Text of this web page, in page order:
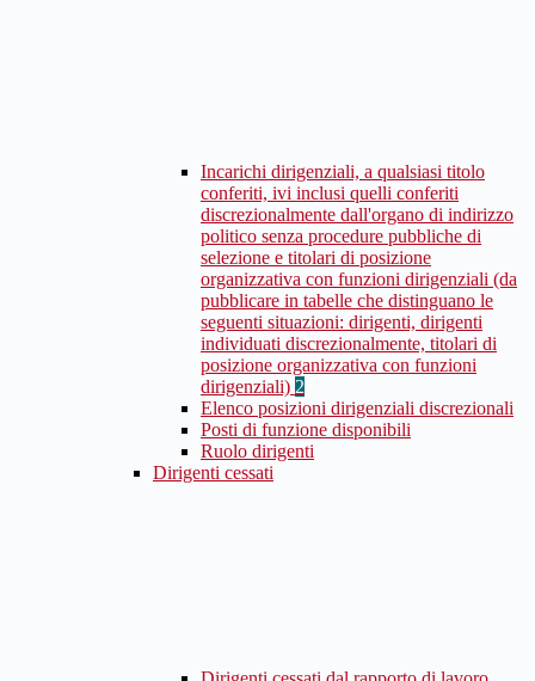
Incarichi dirigenziali, a qualsiasi titolo
conferiti, ivi inclusi quelli conferiti
discrezionalmente dall'organo di indirizzo
politico senza procedure pubbliche di
selezione e titolari di posizione
organizzativa con funzioni dirigenziali (da
pubblicare in tabelle che distinguano le
seguenti situazioni: dirigenti, dirigenti
individuati discrezionalmente, titolari di
posizione organizzativa con funzioni
dirigenziali) 2
Elenco posizioni dirigenziali discrezionali
Posti di funzione disponibili
Ruolo dirigenti
Dirigenti cessati